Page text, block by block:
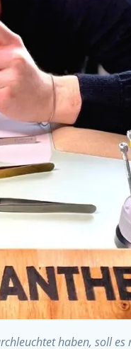
haben, soll